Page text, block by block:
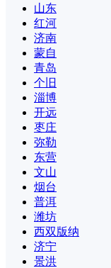
山东
红河
济南
蒙自
青岛
个旧
淄博
开远
枣庄
弥勒
东营
文山
烟台
普洱
潍坊
西双版纳
济宁
景洪